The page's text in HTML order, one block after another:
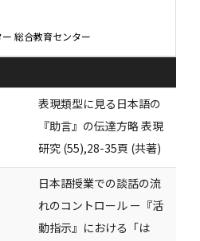
総合教育センター
表現類型に見る日本語の
『助言』の伝達方略 表現
研究 (55),28-35頁 (共著)
日本語授業での談話の流
れのコントロール ー『活
動指示』における「は